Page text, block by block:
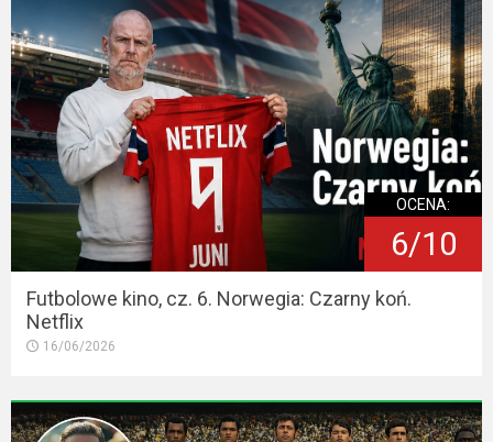
OCENA:
6/10
Futbolowe kino, cz. 6. Norwegia: Czarny koń.
Netflix
16/06/2026